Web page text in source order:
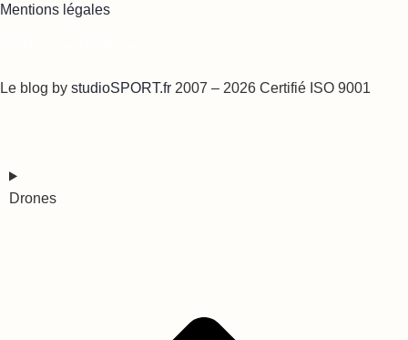
Mentions légales
Le blog by studioSPORT.fr 2007 – 2026 Certifié ISO 9001
Drones